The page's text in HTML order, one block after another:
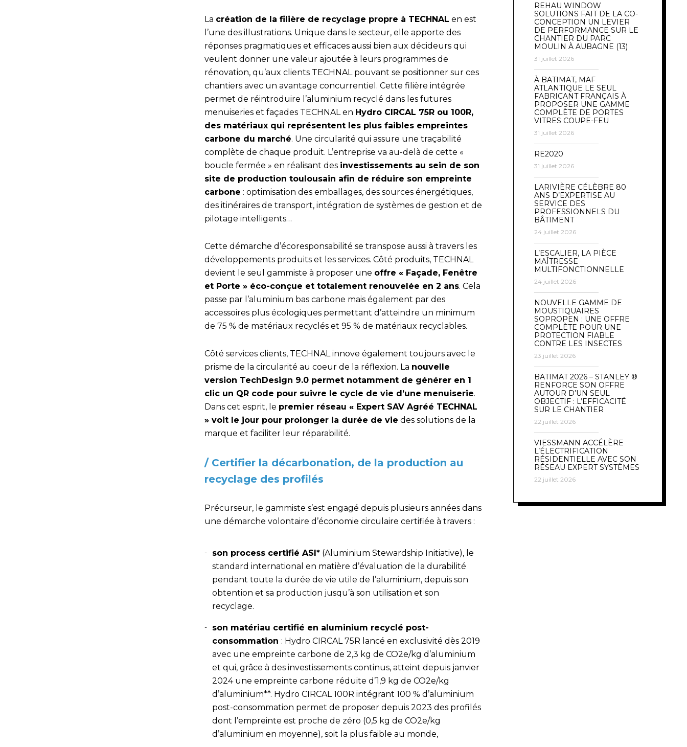
La création de la filière de recyclage propre à TECHNAL en est
l’une des illustrations. Unique dans le secteur, elle apporte des
réponses pragmatiques et efficaces aussi bien aux décideurs qui
veulent donner une valeur ajoutée à leurs programmes de
rénovation, qu’aux clients TECHNAL pouvant se positionner sur ces
chantiers avec un avantage concurrentiel. Cette filière intégrée
permet de réintroduire l’aluminium recyclé dans les futures
menuiseries et façades TECHNAL en Hydro CIRCAL 75R ou 100R,
des matériaux qui représentent les plus faibles empreintes
carbone du marché. Une circularité qui assure une traçabilité
complète de chaque produit. L’entreprise va au-delà de cette «
boucle fermée » en réalisant des investissements au sein de son
site de production toulousain afin de réduire son empreinte
carbone : optimisation des emballages, des sources énergétiques,
des itinéraires de transport, intégration de systèmes de gestion et de
pilotage intelligents…
Cette démarche d’écoresponsabilité se transpose aussi à travers les
développements produits et les services. Côté produits, TECHNAL
devient le seul gammiste à proposer une offre « Façade, Fenêtre
et Porte » éco-conçue et totalement renouvelée en 2 ans. Cela
passe par l’aluminium bas carbone mais également par des
accessoires plus écologiques permettant d’atteindre un minimum
de 75 % de matériaux recyclés et 95 % de matériaux recyclables.
Côté services clients, TECHNAL innove également toujours avec le
prisme de la circularité au coeur de la réflexion. La nouvelle
version TechDesign 9.0 permet notamment de générer en 1
clic un QR code pour suivre le cycle de vie d’une menuiserie.
Dans cet esprit, le premier réseau « Expert SAV Agréé TECHNAL
» voit le jour pour prolonger la durée de vie des solutions de la
marque et faciliter leur réparabilité.
/ Certifier la décarbonation, de la production au
recyclage des profilés
Précurseur, le gammiste s’est engagé depuis plusieurs années dans
une démarche volontaire d’économie circulaire certifiée à travers :
son process certifié ASI* (Aluminium Stewardship Initiative), le
standard international en matière d’évaluation de la durabilité
pendant toute la durée de vie utile de l’aluminium, depuis son
obtention et sa production jusqu’à son utilisation et son
recyclage.
son matériau certifié en aluminium recyclé post-
consommation : Hydro CIRCAL 75R lancé en exclusivité dès 2019
avec une empreinte carbone de 2,3 kg de CO2e/kg d’aluminium
et qui, grâce à des investissements continus, atteint depuis janvier
2024 une empreinte carbone réduite d’1,9 kg de CO2e/kg
d’aluminium**. Hydro CIRCAL 100R intégrant 100 % d’aluminium
post-consommation permet de proposer depuis 2023 des profilés
dont l’empreinte est proche de zéro (0,5 kg de CO2e/kg
d’aluminium en moyenne), soit la plus faible au monde,
REHAU WINDOW
SOLUTIONS FAIT DE LA CO-
CONCEPTION UN LEVIER
DE PERFORMANCE SUR LE
CHANTIER DU PARC
MOULIN À AUBAGNE (13)
31 juillet 2026
À BATIMAT, MAF
ATLANTIQUE LE SEUL
FABRICANT FRANÇAIS À
PROPOSER UNE GAMME
COMPLÈTE DE PORTES
VITRES COUPE-FEU
31 juillet 2026
RE2020
31 juillet 2026
LARIVIÈRE CÉLÈBRE 80
ANS D’EXPERTISE AU
SERVICE DES
PROFESSIONNELS DU
BÂTIMENT
24 juillet 2026
L’ESCALIER, LA PIÈCE
MAÎTRESSE
MULTIFONCTIONNELLE
24 juillet 2026
NOUVELLE GAMME DE
MOUSTIQUAIRES
SOPROPEN : UNE OFFRE
COMPLÈTE POUR UNE
PROTECTION FIABLE
CONTRE LES INSECTES
23 juillet 2026
BATIMAT 2026 – STANLEY ®
RENFORCE SON OFFRE
AUTOUR D’UN SEUL
OBJECTIF : L’EFFICACITÉ
SUR LE CHANTIER
22 juillet 2026
VIESSMANN ACCÉLÈRE
L’ÉLECTRIFICATION
RÉSIDENTIELLE AVEC SON
RÉSEAU EXPERT SYSTÈMES
22 juillet 2026